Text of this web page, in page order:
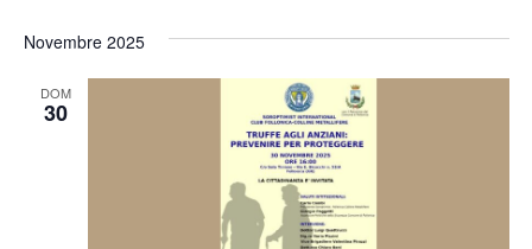
Novembre 2025
DOM
30